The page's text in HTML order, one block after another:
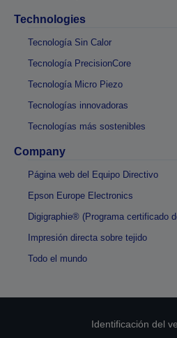
Technologies
Tecnología Sin Calor
Tecnología PrecisionCore
Tecnología Micro Piezo
Tecnologías innovadoras
Tecnologías más sostenibles
Company
Página web del Equipo Directivo
Epson Europe Electronics
Digigraphie® (Programa certificado
Impresión directa sobre tejido
Todo el mundo
Identificación del